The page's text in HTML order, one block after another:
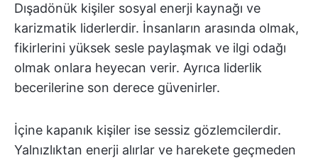
Dışadönük kişiler sosyal enerji kaynağı ve
karizmatik liderlerdir. İnsanların arasında olmak,
fikirlerini yüksek sesle paylaşmak ve ilgi odağı
olmak onlara heyecan verir. Ayrıca liderlik
becerilerine son derece güvenirler.
İçine kapanık kişiler ise sessiz gözlemcilerdir.
Yalnızlıktan enerji alırlar ve harekete geçmeden